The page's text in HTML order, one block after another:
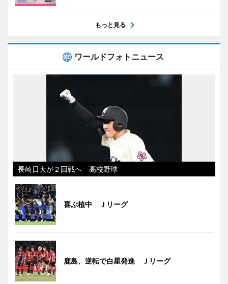
もっと見る
ワールドフォトニュース
長崎日大が２回戦へ 高校野球
喜ぶ植中 Ｊリーグ
鹿島、逆転で白星発進 Ｊリーグ